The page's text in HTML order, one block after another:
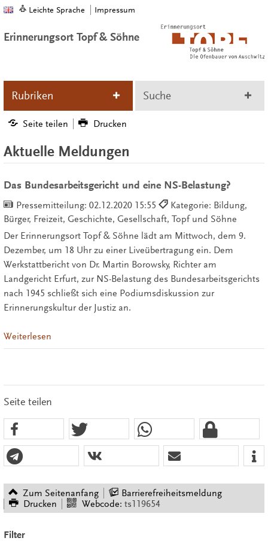
Leichte Sprache Impressum
Erinnerungsort Topf & Söhne
Rubriken Suche
Seite teilen Drucken
Aktuelle Meldungen
Das Bundesarbeitsgericht und eine NS-Belastung?
Pressemitteilung: 02.12.2020 15:55
Kategorie: Bildung,
Bürger, Freizeit, Geschichte, Gesellschaft, Topf und Söhne
Der Erinnerungsort Topf & Söhne lädt am Mittwoch, dem 9.
Dezember, um 18 Uhr zu einer Liveübertragung ein. Dem
Werkstattbericht von Dr. Martin Borowsky, Richter am
Landgericht Erfurt, zur NS-Belastung des Bundesarbeitsgerichts
nach 1945 schließt sich eine Podiumsdiskussion zur
Erinnerungskultur der Justiz an.
Weiterlesen
Seite teilen
Zum Seitenanfang
Barrierefreiheitsmeldung
Drucken
Webcode: ts119654
Filter